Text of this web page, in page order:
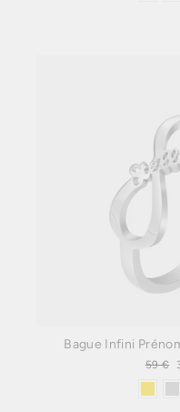
Bague Infini
Prix
régulier
59 €